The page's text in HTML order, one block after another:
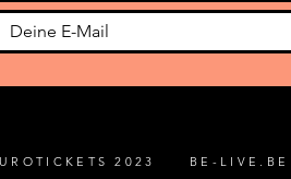
2023 BE-LIVE.BE